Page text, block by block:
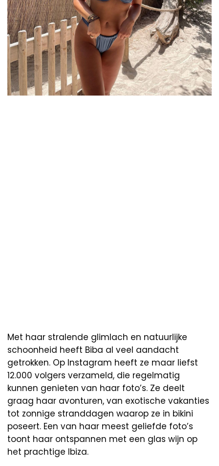
Met haar stralende glimlach en natuurlijke
schoonheid heeft Biba al veel aandacht
getrokken. Op Instagram heeft ze maar liefst
12.000 volgers verzameld, die regelmatig
kunnen genieten van haar foto’s. Ze deelt
graag haar avonturen, van exotische vakanties
tot zonnige stranddagen waarop ze in bikini
poseert. Een van haar meest geliefde foto’s
toont haar ontspannen met een glas wijn op
het prachtige Ibiza.